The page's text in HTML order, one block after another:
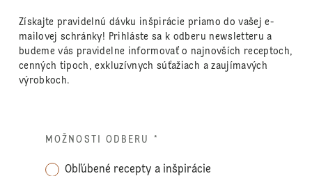
Získajte pravidelnú dávku inšpirácie priamo do vašej e-
mailovej schránky! Prihláste sa k odberu newsletteru a
budeme vás pravidelne informovať o najnovších receptoch,
cenných tipoch, exkluzívnych súťažiach a zaujímavých
výrobkoch.
MOŽNOSTI ODBERU *
Obľúbené recepty a inšpirácie